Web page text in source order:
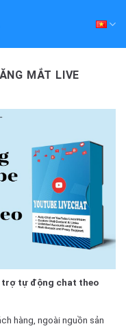
MẮT LIVE
trợ tự động chat theo
hàng, ngoài nguồn sản